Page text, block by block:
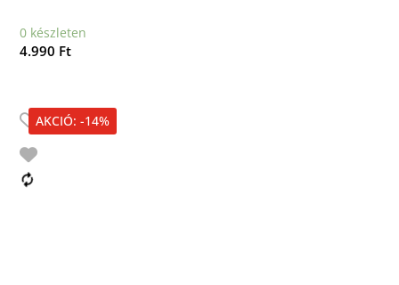
0 készleten
4.990 Ft
AKCIÓ: -14%